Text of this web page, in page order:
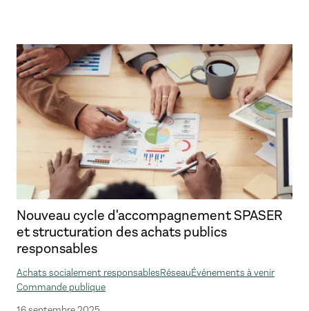
Nouveau cycle d'accompagnement SPASER
et structuration des achats publics
responsables
Achats socialement responsablesRéseauÉvénements à venir
Commande publique